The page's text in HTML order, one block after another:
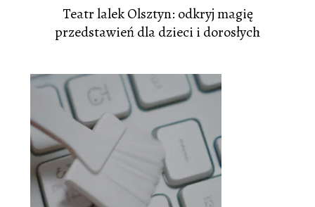
Teatr lalek Olsztyn: odkryj magię
przedstawień dla dzieci i dorosłych